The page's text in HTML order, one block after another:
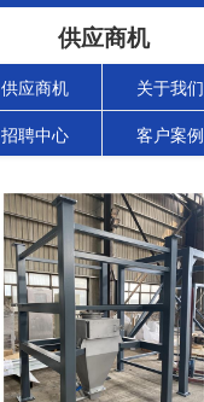
供应商机
供应商机 关于我们
招聘中心 客户案例